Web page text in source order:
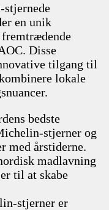
stjernede
en unik
fremtrædende
Disse
tilgang til
lokale
bedste
stjerner og
med årstiderne.
madlavning
til at skabe
stjerner er